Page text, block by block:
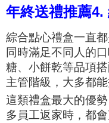
年終送禮推薦4.
綜合點心禮盒一直
同時滿足不同人的
糖、小餅乾等品項
主管階級，大多都
這類禮盒最大的優
多員工返家時，都